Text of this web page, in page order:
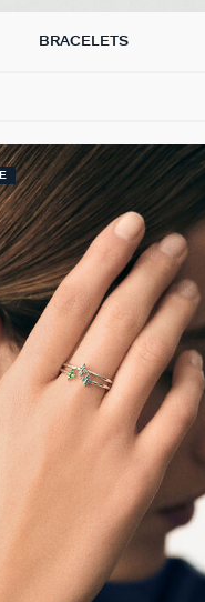
BRACELETS